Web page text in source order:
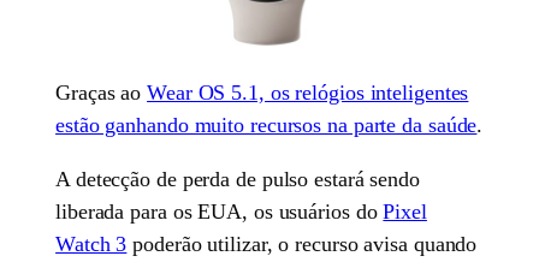
Graças aoWear OS 5.1, os relógios inteligentes
estão ganhando muito recursos na parte da saúde.
A detecção de perda de pulso estará sendo
liberada para os EUA, os usuários doPixel
Watch 3 poderão utilizar, o recurso avisa quando